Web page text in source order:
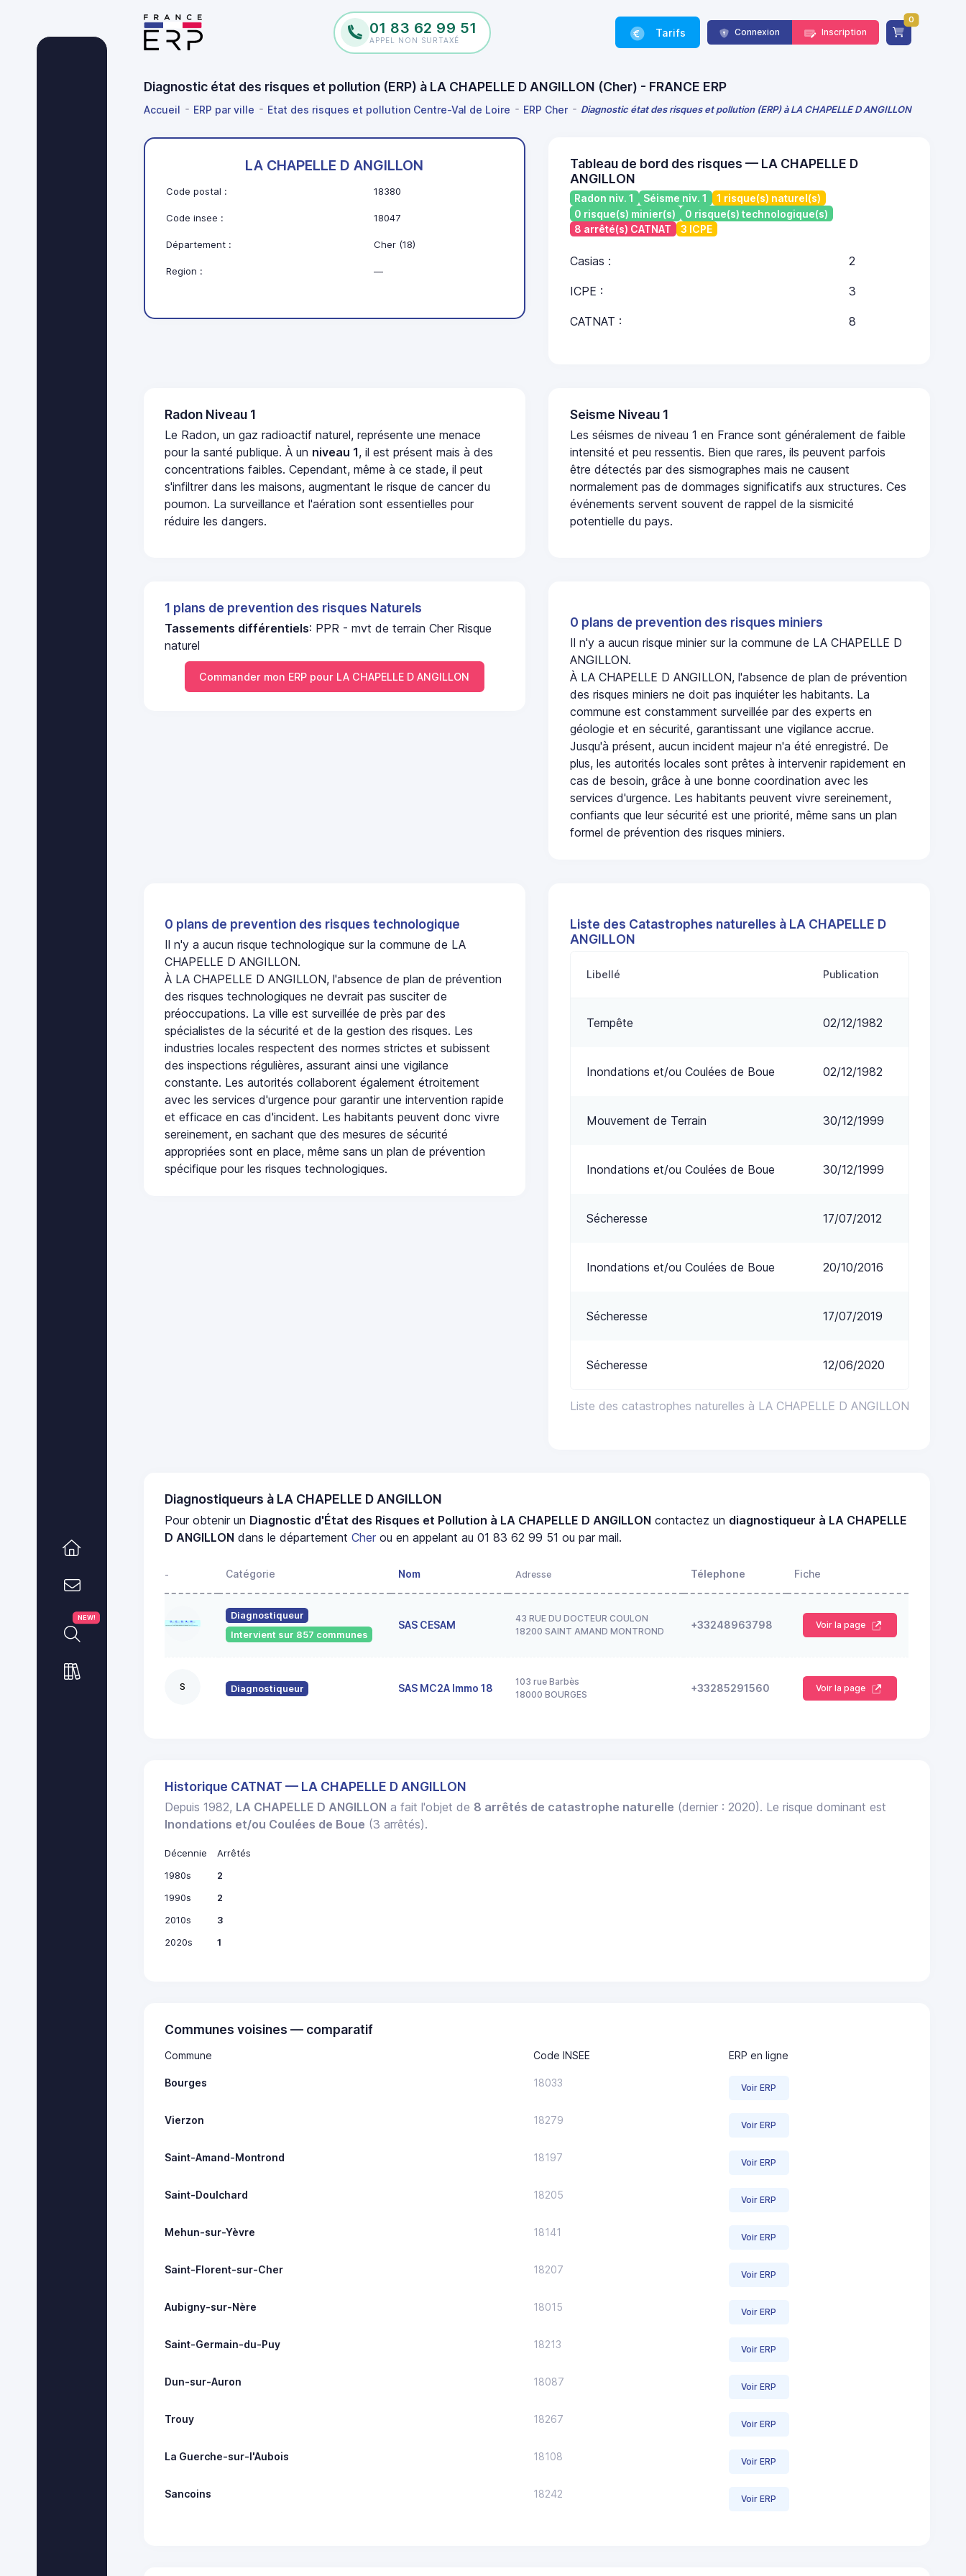
01 83 62 99 51
APPEL NON SURTAXÉ
Tarifs Connexion Inscription
0
Diagnostic état des risques et pollution (ERP) à LA CHAPELLE D ANGILLON (Cher) - FRANCE ERP
Accueil ERP par ville Etat des risques et pollution Centre-Val de Loire ERP Cher Diagnostic état des risques et pollution (ERP) à LA CHAPELLE D ANGILLON
NEW!
LA CHAPELLE D ANGILLON
Code postal : 18380
Code insee : 18047
Département : Cher (18)
Region : —
Tableau de bord des risques — LA CHAPELLE D
ANGILLON
Radon niv. 1 Séisme niv. 1
1 risque(s) naturel(s)
0 risque(s) minier(s)
0 risque(s) technologique(s)
8 arrêté(s) CATNAT
3 ICPE
Casias : 2
ICPE : 3
CATNAT : 8
Radon Niveau 1
Le Radon, un gaz radioactif naturel, représente une menace
pour la santé publique. À un niveau 1, il est présent mais à des
concentrations faibles. Cependant, même à ce stade, il peut
s'infiltrer dans les maisons, augmentant le risque de cancer du
poumon. La surveillance et l'aération sont essentielles pour
réduire les dangers.
Seisme Niveau 1
Les séismes de niveau 1 en France sont généralement de faible
intensité et peu ressentis. Bien que rares, ils peuvent parfois
être détectés par des sismographes mais ne causent
normalement pas de dommages significatifs aux structures. Ces
événements servent souvent de rappel de la sismicité
potentielle du pays.
1 plans de prevention des risques Naturels
Tassements différentiels: PPR - mvt de terrain Cher Risque
naturel
Commander mon ERP pour LA CHAPELLE D ANGILLON
0 plans de prevention des risques miniers
Il n'y a aucun risque minier sur la commune de LA CHAPELLE D
ANGILLON.
À LA CHAPELLE D ANGILLON, l'absence de plan de prévention
des risques miniers ne doit pas inquiéter les habitants. La
commune est constamment surveillée par des experts en
géologie et en sécurité, garantissant une vigilance accrue.
Jusqu'à présent, aucun incident majeur n'a été enregistré. De
plus, les autorités locales sont prêtes à intervenir rapidement en
cas de besoin, grâce à une bonne coordination avec les
services d'urgence. Les habitants peuvent vivre sereinement,
confiants que leur sécurité est une priorité, même sans un plan
formel de prévention des risques miniers.
0 plans de prevention des risques technologique
Il n'y a aucun risque technologique sur la commune de LA
CHAPELLE D ANGILLON.
À LA CHAPELLE D ANGILLON, l'absence de plan de prévention
des risques technologiques ne devrait pas susciter de
préoccupations. La ville est surveillée de près par des
spécialistes de la sécurité et de la gestion des risques. Les
industries locales respectent des normes strictes et subissent
des inspections régulières, assurant ainsi une vigilance
constante. Les autorités collaborent également étroitement
avec les services d'urgence pour garantir une intervention rapide
et efficace en cas d'incident. Les habitants peuvent donc vivre
sereinement, en sachant que des mesures de sécurité
appropriées sont en place, même sans un plan de prévention
spécifique pour les risques technologiques.
Liste des Catastrophes naturelles à LA CHAPELLE D
ANGILLON
Liste des catastrophes naturelles à LA CHAPELLE D ANGILLON
Libellé Publication
Tempête 02/12/1982
Inondations et/ou Coulées de Boue 02/12/1982
Mouvement de Terrain 30/12/1999
Inondations et/ou Coulées de Boue 30/12/1999
Sécheresse 17/07/2012
Inondations et/ou Coulées de Boue 20/10/2016
Sécheresse 17/07/2019
Sécheresse 12/06/2020
Diagnostiqueurs à LA CHAPELLE D ANGILLON
Pour obtenir un Diagnostic d'État des Risques et Pollution à LA CHAPELLE D ANGILLON contactez un diagnostiqueur à LA CHAPELLE
D ANGILLON dans le départementCher ou en appelant au 01 83 62 99 51 ou par mail.
- Catégorie Nom Adresse Télephone Fiche
Diagnostiqueur
Intervient sur 857 communes
SAS CESAM
43 RUE DU DOCTEUR COULON
18200 SAINT AMAND MONTROND
+33248963798 Voir la page
S Diagnostiqueur SAS MC2A Immo 18
103 rue Barbès
18000 BOURGES
+33285291560 Voir la page
Historique CATNAT — LA CHAPELLE D ANGILLON
Depuis 1982, LA CHAPELLE D ANGILLON a fait l'objet de 8 arrêtés de catastrophe naturelle (dernier : 2020). Le risque dominant est
Inondations et/ou Coulées de Boue (3 arrêtés).
Décennie
Arrêtés
1980s
2
1990s
2
2010s
3
2020s
1
Communes voisines — comparatif
Commune Code INSEE ERP en ligne
Bourges 18033 Voir ERP
Vierzon 18279 Voir ERP
Saint-Amand-Montrond 18197 Voir ERP
Saint-Doulchard 18205 Voir ERP
Mehun-sur-Yèvre 18141 Voir ERP
Saint-Florent-sur-Cher 18207 Voir ERP
Aubigny-sur-Nère 18015 Voir ERP
Saint-Germain-du-Puy 18213 Voir ERP
Dun-sur-Auron 18087 Voir ERP
Trouy 18267 Voir ERP
La Guerche-sur-l'Aubois 18108 Voir ERP
Sancoins 18242 Voir ERP